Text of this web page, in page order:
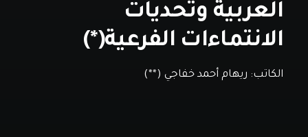
العربية وتحديات
الانتماءات الفرعية(*)
الكاتب: ريهام أحمد خفاجي (**)